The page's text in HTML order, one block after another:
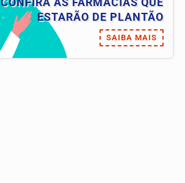
CONFIRA AS FARMÁCIAS QUE
ESTARÃO DE PLANTÃO
SAIBA MAIS